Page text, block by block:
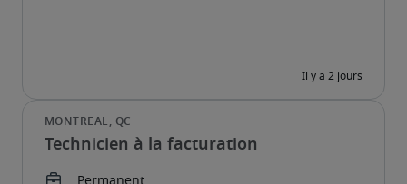
Technicien à la facturation